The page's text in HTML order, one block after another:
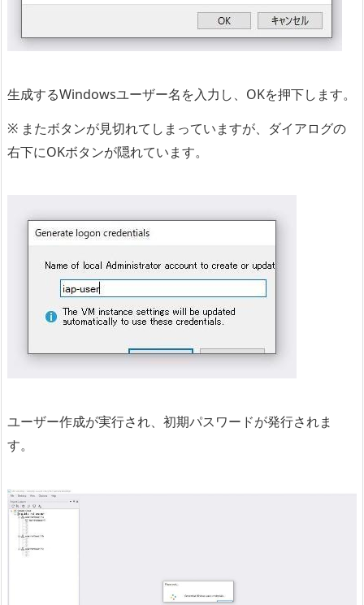
生成するWindowsユーザー名を入力し、OKを押下します。
※ またボタンが見切れてしまっていますが、ダイアログの
右下にOKボタンが隠れています。
ユーザー作成が実行され、初期パスワードが発行されま
す。